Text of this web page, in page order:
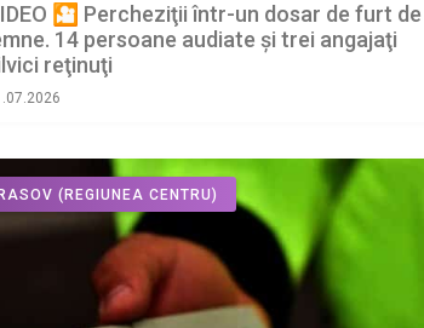
🎦 Percheziţii într-un dosar de furt de
14 persoane audiate și trei angajaţi
reţinuţi
(REGIUNEA CENTRU)